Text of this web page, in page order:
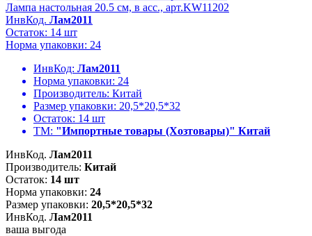
Лампа настольная 20.5 см, в асс., арт.KW11202
ИнвКод. Лам2011
Остаток: 14 шт
Норма упаковки: 24
ИнвКод: Лам2011
Норма упаковки: 24
Производитель: Китай
Размер упаковки: 20,5*20,5*32
Остаток: 14 шт
ТМ: "Импортные товары (Хозтовары)" Китай
ИнвКод. Лам2011
Производитель: Китай
Остаток: 14 шт
Норма упаковки: 24
Размер упаковки: 20,5*20,5*32
ИнвКод. Лам2011
ваша выгода